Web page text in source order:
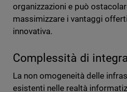
organizzazioni e può
massimizzare i vantaggi
innovativa.
Complessità di
La non omogeneità delle
esistenti nelle realtà